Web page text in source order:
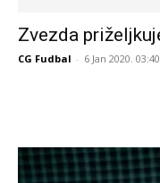
Zvezda
CG Fudbal - 6 Jan 2020. 03:40